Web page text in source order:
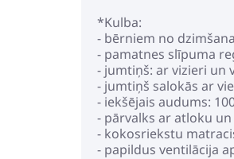
*Kulba:
- bērniem no
- pamatnes slīpuma
- jumtiņš: ar vizieri un
- jumtiņš salokās ar
- iekšējais audums:
- pārvalks ar atloku
- kokosriekstu
- papildus ventilācija